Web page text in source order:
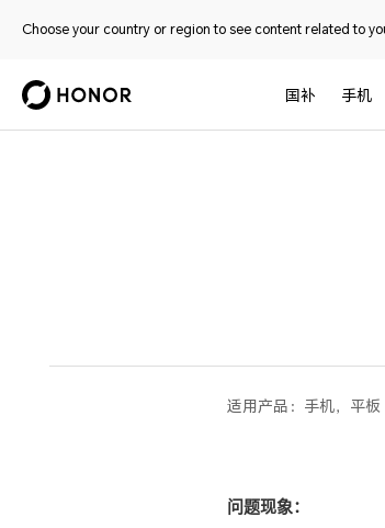
Choose your country or region to see content related to
国补 手机
适用产品： 手机，平板
问题现象：